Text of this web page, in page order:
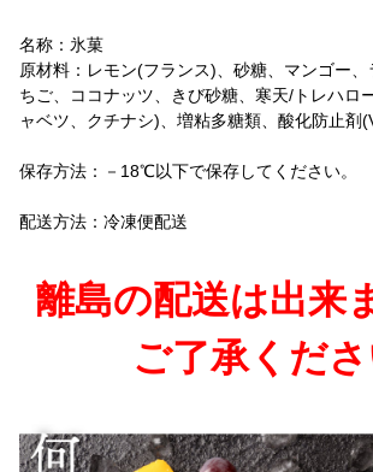
名称：氷菓
原材料：レモン(フランス)、砂糖、マンゴー
ちご、ココナッツ、きび砂糖、寒天/トレハロ
ャベツ、クチナシ)、増粘多糖類、酸化防止剤
保存方法：－18℃以下で保存してください。
配送方法：冷凍便配送
離島の配送は出来
ご了承くだ